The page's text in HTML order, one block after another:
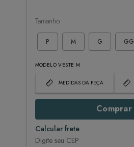
Tamanho
P M G GG
MODELO VESTE M
MEDIDAS DA PEÇA
Comprar
Calcular frete